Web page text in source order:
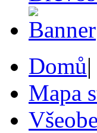
Domů|
Mapa